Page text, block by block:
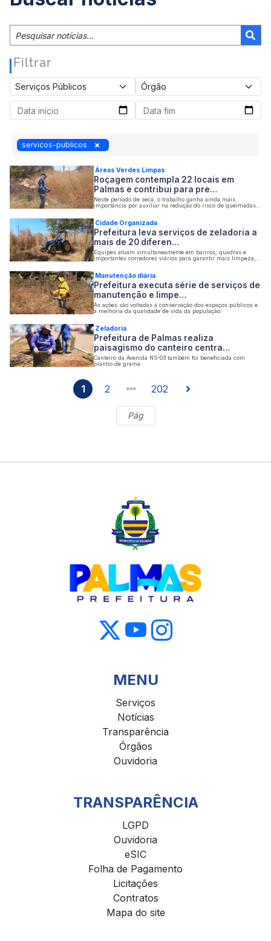
Filtrar
servicos-publicos
Áreas Verdes Limpas
Roçagem contempla 22 locais em
Palmas e contribui para pre…
Neste período de seca, o trabalho ganha ainda mais
importância por auxiliar na redução do risco de queimadas
Cidade Organizada
Prefeitura leva serviços de zeladoria a
mais de 20 diferen…
Equipes atuam simultaneamente em bairros, quadras e
importantes corredores viários para garantir mais limpeza,
Manutenção diária
Prefeitura executa série de serviços de
manutenção e limpe…
As ações são voltadas à conservação dos espaços públicos e
à melhoria da qualidade de vida da população.
Zeladoria
Prefeitura de Palmas realiza
paisagismo do canteiro centra…
Canteiro da Avenida NS-03 também foi beneficiada com
plantio de grama
1 2 202
MENU
Serviços
Notícias
Transparência
Órgãos
Ouvidoria
TRANSPARÊNCIA
LGPD
Ouvidoria
eSIC
Folha de Pagamento
Licitações
Contratos
Mapa do site